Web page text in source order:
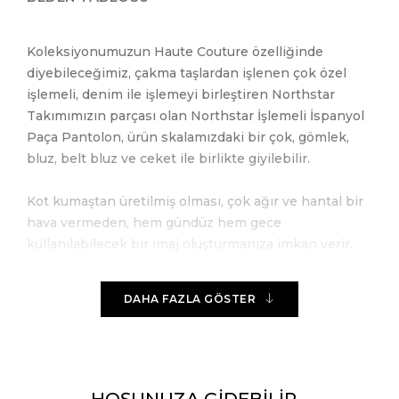
Koleksiyonumuzun Haute Couture özelliğinde
diyebileceğimiz, çakma taşlardan işlenen çok özel
işlemeli, denim ile işlemeyi birleştiren Northstar
Takımımızın parçası olan Northstar İşlemeli İspanyol
Paça Pantolon, ürün skalamızdaki bir çok, gömlek,
bluz, belt bluz ve ceket ile birlikte giyilebilir.
Kot kumaştan üretilmiş olması, çok ağır ve hantal bir
hava vermeden, hem gündüz hem gece
kullanılabilecek bir imaj oluşturmanıza imkan verir.
İspanyol paça pantolonun paçaları dilediğiniz
ayakkabı ile uyum sağlar.
DAHA FAZLA GÖSTER